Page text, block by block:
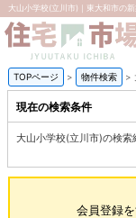
大山小学校(立川市)｜東大和市の
TOPページ > 物件検索 >
現在の検索条件
大山小学校(立川市)の検索
会員登録